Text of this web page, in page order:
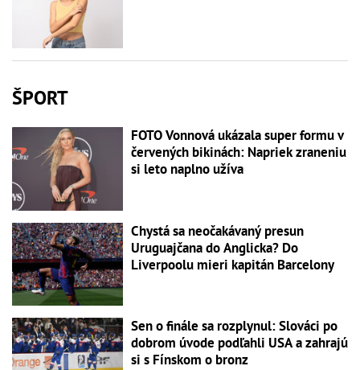
ŠPORT
FOTO Vonnová ukázala super formu v
červených bikinách: Napriek zraneniu
si leto naplno užíva
Chystá sa neočakávaný presun
Uruguajčana do Anglicka? Do
Liverpoolu mieri kapitán Barcelony
Sen o finále sa rozplynul: Slováci po
dobrom úvode podľahli USA a zahrajú
si s Fínskom o bronz